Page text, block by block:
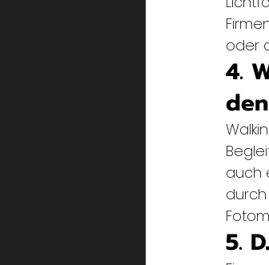
oder
4.
auch
5.